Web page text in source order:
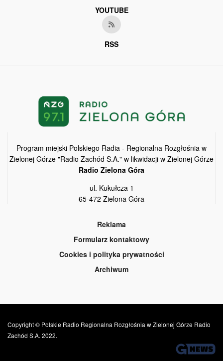
YOUTUBE
RSS
Program miejski Polskiego Radia - Regionalna Rozgłośnia w
Zielonej Górze "Radio Zachód S.A." w likwidacji w Zielonej Górze
Radio Zielona Góra
ul. Kukułcza 1
65-472 Zielona Góra
Reklama
Formularz kontaktowy
Cookies i polityka prywatności
Archiwum
Copyright © Polskie Radio Regionalna Rozgłośnia w Zielonej Górze Radio
Zachód S.A. 2022.